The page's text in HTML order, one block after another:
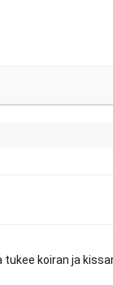
tukee koiran ja